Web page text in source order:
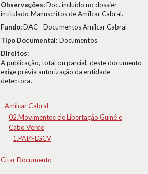
Observações:Doc. incluído no dossier
intitulado Manuscritos de Amílcar Cabral.
Fundo:DAC - Documentos Amílcar Cabral
Tipo Documental:Documentos
Direitos:
A publicação, total ou parcial, deste documento
exige prévia autorização da entidade
detentora.
Amílcar Cabral
02.Movimentos de Libertação Guiné e
Cabo Verde
1.PAI/FLGCV
Citar Documento